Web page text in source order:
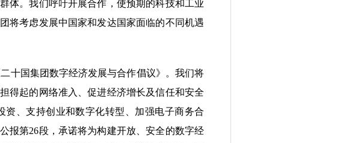
体。我们呼吁开展合作，使预期的科技和工业
将考虑发展中国家和发达国家面临的不同机遇
国集团数字经济发展与合作倡议》。我们将
得起的网络准入、促进经济增长及信任和安全
、支持创业和数字化转型、加强电子商务合
报第26段，承诺将为构建开放、安全的数字经